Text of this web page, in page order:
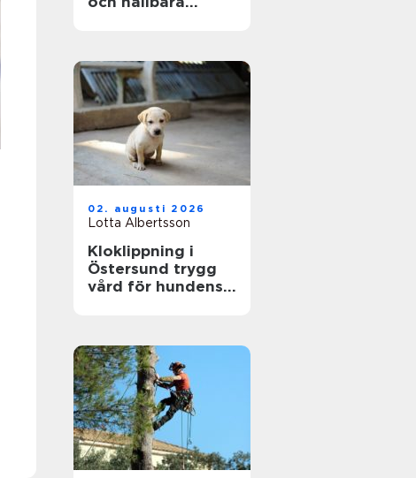
02. augusti 2026
Lotta Albertsson
Kloklippning i
Östersund trygg
vård för hundens